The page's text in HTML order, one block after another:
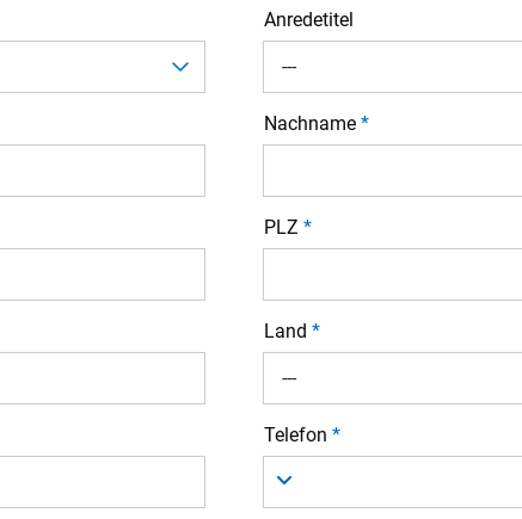
Anredetitel
---
Nachname*
PLZ*
Land*
---
Telefon*